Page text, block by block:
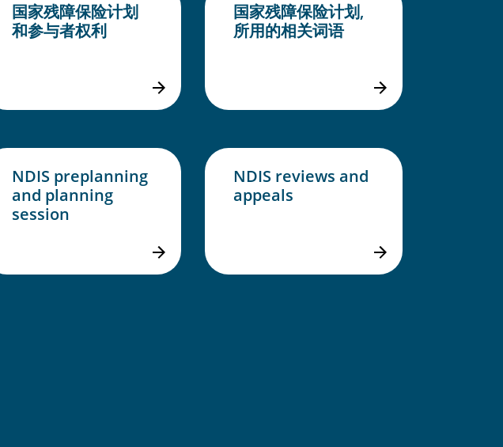
国家残障保险计划
和参与者权利
国家残障保险计划,
所用的相关词语
NDIS preplanning
and planning
session
NDIS reviews and
appeals